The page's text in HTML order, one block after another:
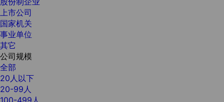
上市公司
国家机关
事业单位
其它
公司规模
全部
20人以下
20-99人
100-499人